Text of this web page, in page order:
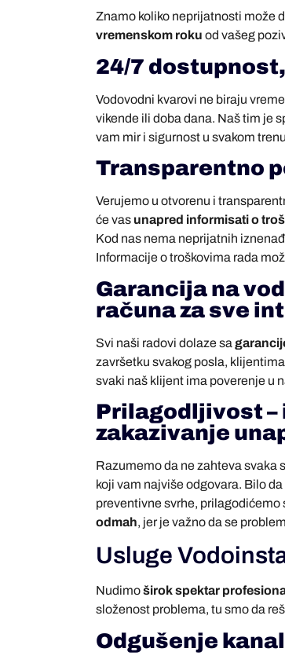
Znamo koliko neprijatnosti može
vremenskom roku od vašeg
24/7
Vodovodni kvarovi ne biraju
vikende ili doba dana. Naš tim je
vam mir i sigurnost u svakom
Transparentno
Verujemo u otvorenu i
će vas unapred informisati o
Kod nas nema neprijatnih
Informacije o troškovima rada
Garancija na
računa za sve
Svi naši radovi dolaze sa
završetku svakog posla, klijentima
svaki naš klijent ima poverenje u
Prilagodljivost
zakazivanje
Razumemo da ne zahteva
koji vam najviše odgovara. Bilo da
preventivne svrhe,
odmah, jer je važno da se
Usluge
Nudimoširok spektar
složenost problema, tu smo da
Odgušenje